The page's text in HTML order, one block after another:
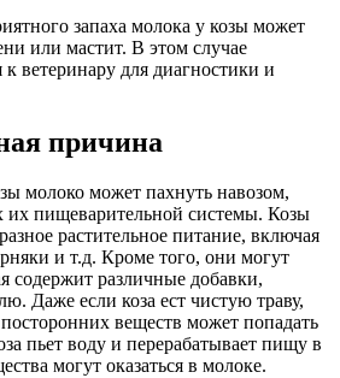
запаха молока у козы может
или мастит. В этом случае
к ветеринару для диагностики и
причина
молоко может пахнуть навозом,
их пищеварительной системы. Козы
растительное питание, включая
и т.д. Кроме того, они могут
содержит различные добавки,
Даже если коза ест чистую траву,
веществ может попадать
пьет воду и перерабатывает пищу в
могут оказаться в молоке.